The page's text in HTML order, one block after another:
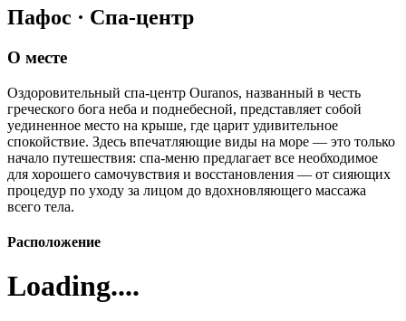
Пафос · Спа-центр
О месте
Оздоровительный спа-центр Ouranos, названный в честь
греческого бога неба и поднебесной, представляет собой
уединенное место на крыше, где царит удивительное
спокойствие. Здесь впечатляющие виды на море — это только
начало путешествия: спа-меню предлагает все необходимое
для хорошего самочувствия и восстановления — от сияющих
процедур по уходу за лицом до вдохновляющего массажа
всего тела.
Расположение
Loading....